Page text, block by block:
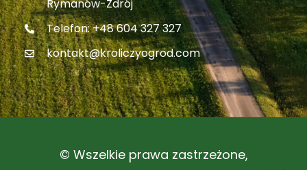
Rymanów-Zdrój
Telefon: +48 604 327 327
kontakt@kroliczyogrod.com
© Wszelkie prawa zastrzeżone,